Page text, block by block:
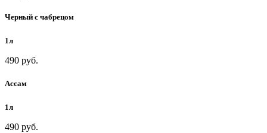
Черный с чабрецом
1л
490 руб.
Ассам
1л
490 руб.